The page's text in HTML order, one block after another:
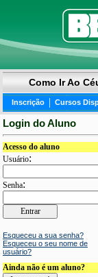
Como Ir Ao
Inscrição | Cursos
Login do Aluno
Acesso do aluno
Usuário:
Senha:
Esqueceu a sua senha?
Esqueceu o seu nome de
usuário?
Ainda não é um aluno?